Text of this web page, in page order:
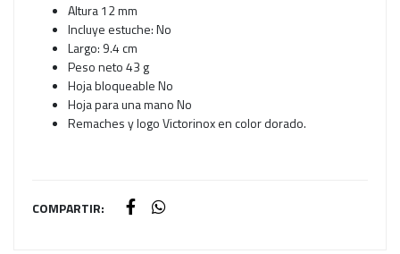
Altura 12 mm
Incluye estuche: No
Largo: 9.4 cm
Peso neto 43 g
Hoja bloqueable No
Hoja para una mano No
Remaches y logo Victorinox en color dorado.
COMPARTIR: